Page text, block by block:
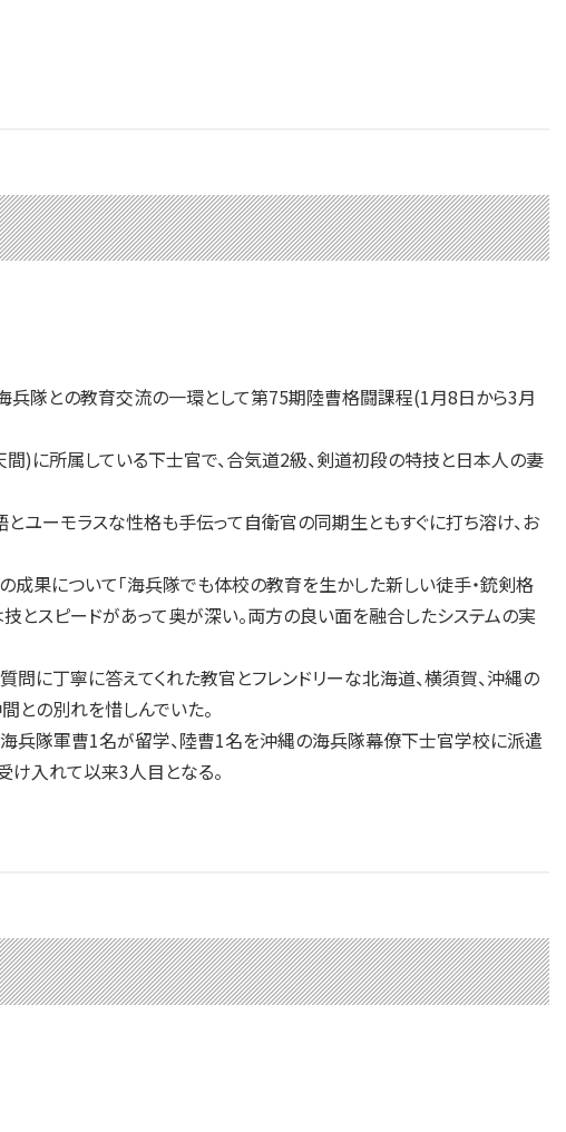
隊との教育交流の一環として第75期陸曹格闘課程(1月8日から3月
に所属している下士官で、合気道2級、剣道初段の特技と日本人の妻
ユーモラスな性格も手伝って自衛官の同期生ともすぐに打ち溶け、お
果について「海兵隊でも体校の教育を生かした新しい徒手・銃剣格
とスピードがあって奥が深い。両方の良い面を融合したシステムの実
に丁寧に答えてくれた教官とフレンドリーな北海道、横須賀、沖縄の
との別れを惜しんでいた。
兵隊軍曹1名が留学、陸曹1名を沖縄の海兵隊幕僚下士官学校に派遣
け入れて以来3人目となる。